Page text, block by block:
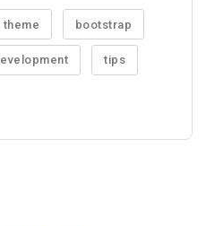
theme bootstrap
tips